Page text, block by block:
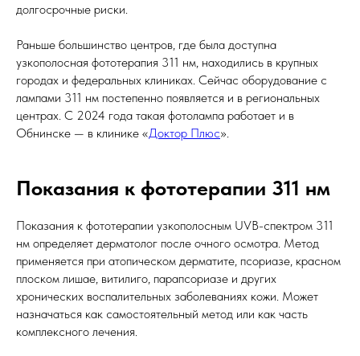
долгосрочные риски.
Раньше большинство центров, где была доступна
узкополосная фототерапия 311 нм, находились в крупных
городах и федеральных клиниках. Сейчас оборудование с
лампами 311 нм постепенно появляется и в региональных
центрах. С 2024 года такая фотолампа работает и в
Обнинске — в клинике «Доктор Плюс».
Показания к фототерапии 311 нм
Показания к фототерапии узкополосным UVB-спектром 311
нм определяет дерматолог после очного осмотра. Метод
применяется при атопическом дерматите, псориазе, красном
плоском лишае, витилиго, парапсориазе и других
хронических воспалительных заболеваниях кожи. Может
назначаться как самостоятельный метод или как часть
комплексного лечения.